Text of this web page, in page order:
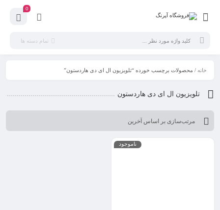
0
تمام دسته ها
خانه / محصولات برچسب خورده “تلویزیون ال ای دی هاردستون”
تلویزیون ال ای دی هاردستون
ناموجود